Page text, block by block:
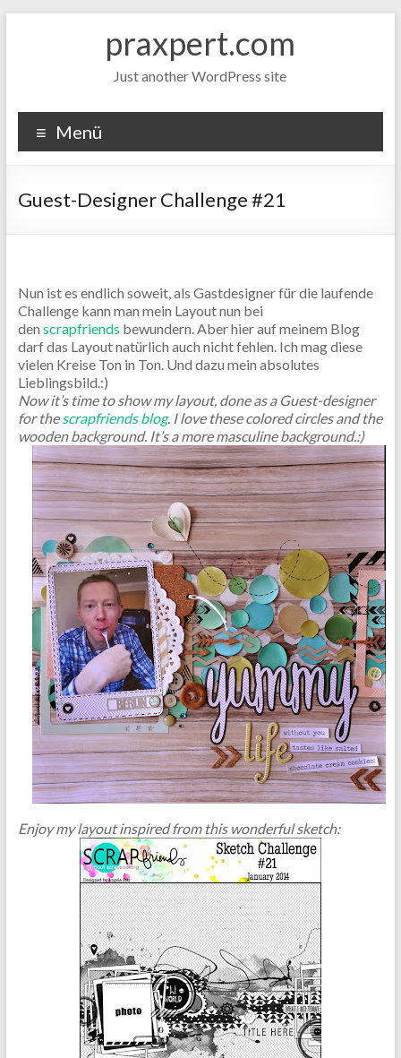
praxpert.com
Just another WordPress site
Menü
Guest-Designer Challenge #21
Nun ist es endlich soweit, als Gastdesigner für die laufende
Challenge kann man mein Layout nun bei
den scrapfriends bewundern. Aber hier auf meinem Blog
darf das Layout natürlich auch nicht fehlen. Ich mag diese
vielen Kreise Ton in Ton. Und dazu mein absolutes
Lieblingsbild.:)
Now it’s time to show my layout, done as a Guest-designer
for thescrapfriends blog. I love these colored circles and the
wooden background. It’s a more masculine background.:)
Enjoy my layout inspired from this wonderful sketch: